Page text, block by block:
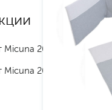
Micuna 2024
Micuna 2025